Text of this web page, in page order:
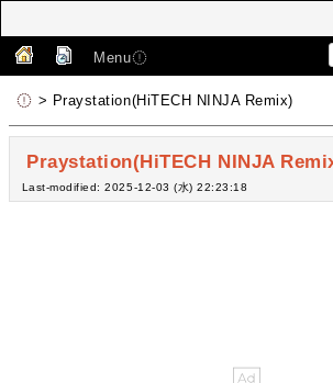
Menu
> Praystation(HiTECH NINJA Remix)
Praystation(HiTECH NINJA
Last-modified: 2025-12-03 (水) 22:23:18